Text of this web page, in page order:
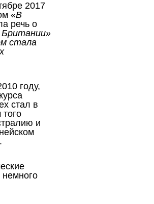
2017
«В
речь о
Британии»
стала
году,
стал в
и